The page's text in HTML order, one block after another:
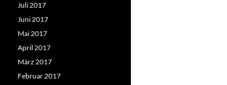
Juli 2017
Juni 2017
Mai 2017
April 2017
März 2017
Februar 2017